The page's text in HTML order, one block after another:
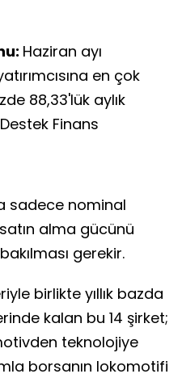
Haziran ayı
en çok
88,33'lük aylık
Finans
sadece nominal
alma gücünü
gerekir.
birlikte yıllık bazda
kalan bu 14 şirket;
teknolojiye
borsanın lokomotifi